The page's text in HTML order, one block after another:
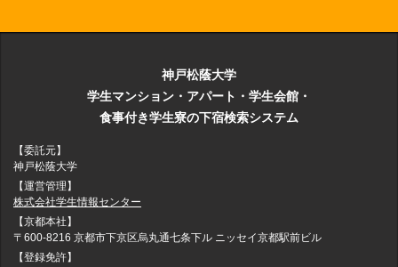
神戸松蔭大学
学生マンション・アパート・学生会館・
食事付き学生寮の下宿検索システム
【委託元】
神戸松蔭大学
【運営管理】
株式会社学生情報センター
【京都本社】
〒600-8216 京都市下京区烏丸通七条下ル ニッセイ京都駅前ビル
【登録免許】